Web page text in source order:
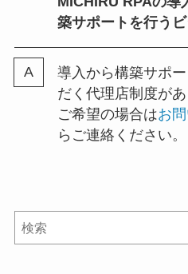
築サポートを行うビ
導入から構築サポ
だく代理店制度があ
ご希望の場合はお
らご連絡ください。